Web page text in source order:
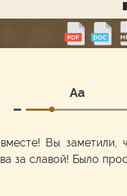
Аа
Вы заметили,
за славой! Было